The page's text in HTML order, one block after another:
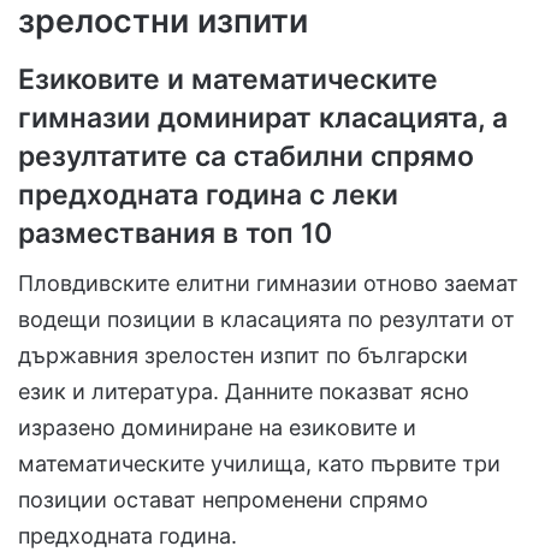
зрелостни изпити
Езиковите и математическите
гимназии доминират класацията, а
резултатите са стабилни спрямо
предходната година с леки
размествания в топ 10
Пловдивските елитни гимназии отново заемат
водещи позиции в класацията по резултати от
държавния зрелостен изпит по български
език и литература. Данните показват ясно
изразено доминиране на езиковите и
математическите училища, като първите три
позиции остават непроменени спрямо
предходната година.